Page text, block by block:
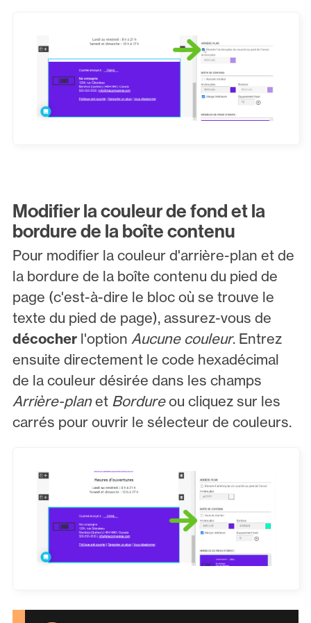
Modifier la couleur de fond et la
bordure de la boîte contenu
Pour modifier la couleur d'arrière-plan et de
la bordure de la boîte contenu du pied de
page (c'est-à-dire le bloc où se trouve le
texte du pied de page), assurez-vous de
décocher l'option Aucune couleur. Entrez
ensuite directement le code hexadécimal
de la couleur désirée dans les champs
Arrière-planet Bordureou cliquez sur les
carrés pour ouvrir le sélecteur de couleurs.